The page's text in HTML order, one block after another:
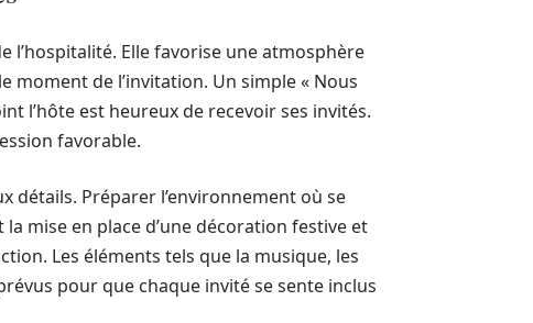
l’hospitalité. Elle favorise une atmosphère
moment de l’invitation. Un simple « Nous
l’hôte est heureux de recevoir ses invités.
favorable.
détails. Préparer l’environnement où se
mise en place d’une décoration festive et
Les éléments tels que la musique, les
pour que chaque invité se sente inclus